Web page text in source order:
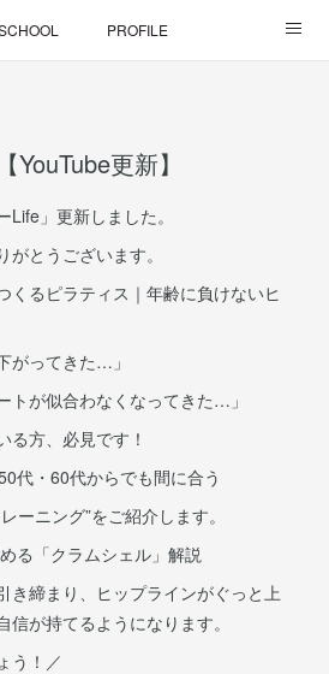
PROFILE
更新】
」更新しました。
とうございます。
くるピラティス｜年齢に負けないヒ
がってきた…」
トが似合わなくなってきた…」
る方、必見です！
代・60代からでも間に合う
ーニング”をご紹介します。
る「クラムシェル」解説
き締まり、ヒップラインがぐっと上
が持てるようになります。
う！／